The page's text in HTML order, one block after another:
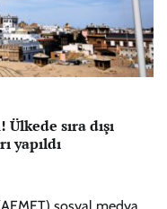
sıra dışı
yapıldı